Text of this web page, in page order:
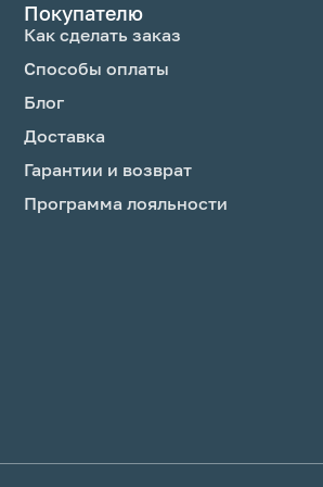
Покупателю
Как сделать заказ
Способы оплаты
Блог
Доставка
Гарантии и возврат
Программа лояльности